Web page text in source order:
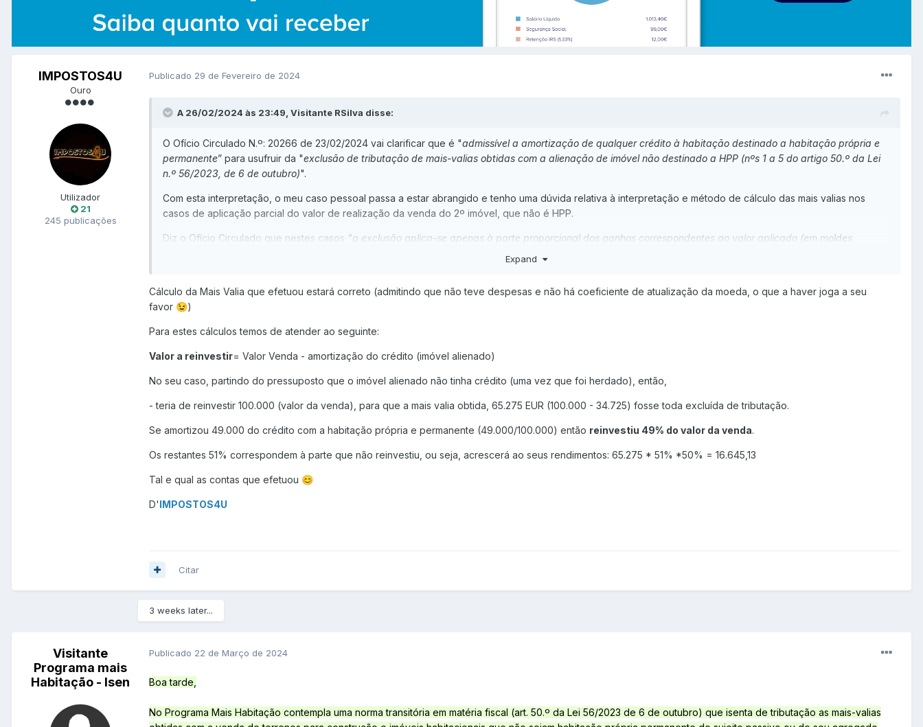
IMPOSTOS4U
Ouro
Utilizador
21
245 publicações
Publicado 29 de Fevereiro de 2024
A 26/02/2024 às 23:49, Visitante RSilva disse:
O Ofício Circulado N.º: 20266 de 23/02/2024 vai clarificar que é "admissível a amortização de qualquer crédito à habitação destinado a habitação própria e
permanente” para usufruir da "exclusão de tributação de mais-valias obtidas com a alienação de imóvel não destinado a HPP (nºs 1 a 5 do artigo 50.º da Lei
n.º 56/2023, de 6 de outubro)".
Com esta interpretação, o meu caso pessoal passa a estar abrangido e tenho uma dúvida relativa à interpretação e método de cálculo das mais valias nos
casos de aplicação parcial do valor de realização da venda do 2º imóvel, que não é HPP.
Diz o Ofício Circulado que nestes casos "a exclusão aplica-se apenas à parte proporcional dos ganhos correspondentes ao valor aplicado (em moldes
eu e os meus 2 irmãos herdámos cada um 1/3 de um imóvel urbano em fevereiro de 2023, por morte do nosso pai, cujo valor patrimonial era de 104.175
vendemos já em fevereiro de 2024 esse imóvel pelo valor de 300.000 EUR, cabendo a cada um o montante de 100.000 EUR;
(correspondendo a um empréstimo mútuo com hipoteca), amortização esta que será efetuada com a data de 1 de março de 2024, e portanto dentro dos
Se não fizesse a amortização, a mais valia total seria 65.275 EUR (100.000 - 34.725), contando para IRS 50% deste valor (32.637,5 EUR). Fazendo a
amortização dos 49.000 EUR, como se calcula a mais valia?
calculando [ 100.000 EUR (valor da realização) - valor da amortização (49.000) ] - valor patrimonial = 16.275 EUR * 50% -> 8.137,50 EUR?
ou calculando a proporção não usada para amortizar o crédito (51%) e aplicando-a aos 65.275 da mais valia calculada normalmente? Ou seja 62.275 *
ou ainda uma proporção qualquer que não estou a ver?!
Expand
Cálculo da Mais Valia que efetuou estará correto (admitindo que não teve despesas e não há coeficiente de atualização da moeda, o que a haver joga a seu
favor 😉)
Para estes cálculos temos de atender ao seguinte:
Valor a reinvestir= Valor Venda - amortização do crédito (imóvel alienado)
No seu caso, partindo do pressuposto que o imóvel alienado não tinha crédito (uma vez que foi herdado), então,
- teria de reinvestir 100.000 (valor da venda), para que a mais valia obtida, 65.275 EUR (100.000 - 34.725) fosse toda excluída de tributação.
Se amortizou 49.000 do crédito com a habitação própria e permanente (49.000/100.000) então reinvestiu 49% do valor da venda.
Os restantes 51% correspondem à parte que não reinvestiu, ou seja, acrescerá ao seus rendimentos: 65.275 * 51% *50% = 16.645,13
Tal e qual as contas que efetuou 😊
D'IMPOSTOS4U
Citar
3 weeks later...
Visitante
Programa mais
Habitação - Isen
Publicado 22 de Março de 2024
Boa tarde,
No Programa Mais Habitação contempla uma norma transitória em matéria fiscal (art. 50.º da Lei 56/2023 de 6 de outubro) que isenta de tributação as mais-valias